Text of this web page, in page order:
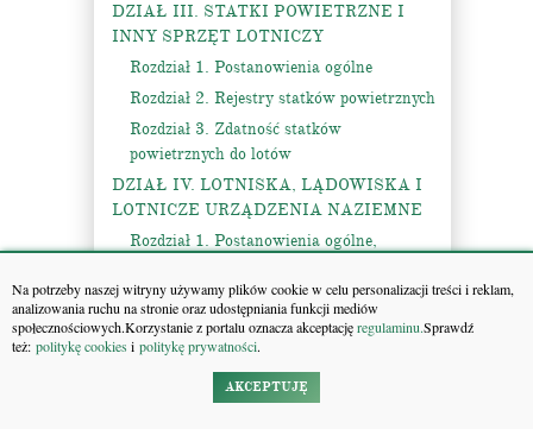
Na potrzeby naszej witryny używamy plików cookie w celu personalizacji treści i reklam,
analizowania ruchu na stronie oraz udostępniania funkcji mediów
społecznościowych.Korzystanie z portalu oznacza akceptacjęregulaminu.Sprawdź
też: politykę cookiesi politykę prywatności.
AKCEPTUJĘ
DZIAŁ III. STATKI POWIETRZNE I
INNY SPRZĘT LOTNICZY
Rozdział 1. Postanowienia ogólne
Rozdział 2. Rejestry statków powietrznych
Rozdział 3. Zdatność statków
powietrznych do lotów
DZIAŁ IV. LOTNISKA, LĄDOWISKA I
LOTNICZE URZĄDZENIA NAZIEMNE
Rozdział 1. Postanowienia ogólne,
Rozdział 2. Eksploatacja lotnisk
Rozdział 3. Ratownictwo i ochrona
przeciwpożarowa lotnisk
Rozdział 4. Otoczenie lotniska i lotnicze
urządzenia naziemne